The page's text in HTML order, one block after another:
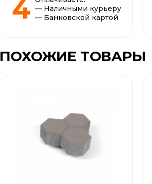
— Наличными курьеру
— Банковской картой
ПОХОЖИЕ ТОВАРЫ